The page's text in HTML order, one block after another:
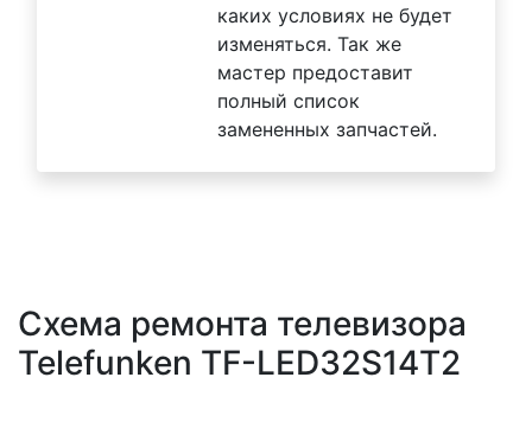
каких условиях не будет
изменяться. Так же
мастер предоставит
полный список
замененных запчастей.
Схема ремонта телевизора
Telefunken TF-LED32S14T2